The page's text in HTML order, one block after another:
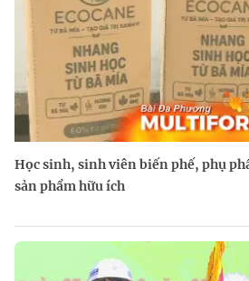
Học sinh, sinh viên biến phế, phụ
sản phẩm hữu ích